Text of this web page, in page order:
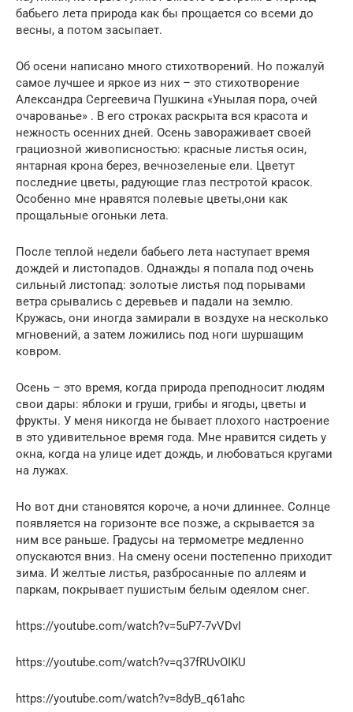
бабьего лета природа как бы прощается со всеми до
весны, а потом засыпает.
Об осени написано много стихотворений. Но пожалуй
самое лучшее и яркое из них – это стихотворение
Александра Сергеевича Пушкина «Унылая пора, очей
очарованье» . В его строках раскрыта вся красота и
нежность осенних дней. Осень завораживает своей
грациозной живописностью: красные листья осин,
янтарная крона берез, вечнозеленые ели. Цветут
последние цветы, радующие глаз пестротой красок.
Особенно мне нравятся полевые цветы,они как
прощальные огоньки лета.
После теплой недели бабьего лета наступает время
дождей и листопадов. Однажды я попала под очень
сильный листопад: золотые листья под порывами
ветра срывались с деревьев и падали на землю.
Кружась, они иногда замирали в воздухе на несколько
мгновений, а затем ложились под ноги шуршащим
ковром.
Осень – это время, когда природа преподносит людям
свои дары: яблоки и груши, грибы и ягоды, цветы и
фрукты. У меня никогда не бывает плохого настроение
в это удивительное время года. Мне нравится сидеть у
окна, когда на улице идет дождь, и любоваться кругами
на лужах.
Но вот дни становятся короче, а ночи длиннее. Солнце
появляется на горизонте все позже, а скрывается за
ним все раньше. Градусы на термометре медленно
опускаются вниз. На смену осени постепенно приходит
зима. И желтые листья, разбросанные по аллеям и
паркам, покрывает пушистым белым одеялом снег.
https://youtube.com/watch?v=5uP7-7vVDvI
https://youtube.com/watch?v=q37fRUvOIKU
https://youtube.com/watch?v=8dyB_q61ahc